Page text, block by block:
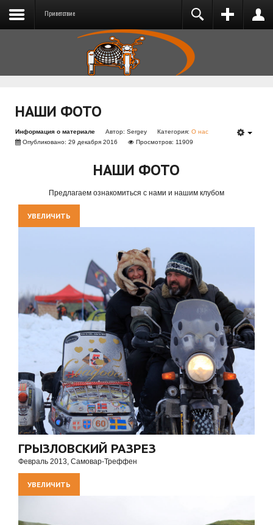
Приветствие
Запомнить меня
Забыли логин?
Добро пожаловать на сайт Motolulka.ru! Если
Вы еще не зарегистрированы, пожалуйста,
Запомнить меня
Регистрация
Забыли пароль?
НАШИ ФОТО
Информация о материале Автор: Sergey Категория: О нас
Опубликовано: 29 декабря 2016
Просмотров: 11909
НАШИ ФОТО
Предлагаем ознакомиться с нами и нашим клубом
УВЕЛИЧИТЬ
ГРЫЗЛОВСКИЙ РАЗРЕЗ
Февраль 2013, Самовар-Треффен
УВЕЛИЧИТЬ